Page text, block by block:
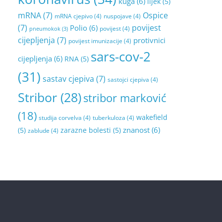
mRNA(7) mRNA cjepivo(4) nuspojave (4) Ospice
(7) pneumokok (3) Polio (6) povijest(4) povijest
cijepljenja (7) povijest imunizacije (4) protivnici
cijepljenja (6) RNA (5) sars-cov-2
(31) sastav cjepiva (7) sastojci cjepiva (4)
Stribor (28)stribor marković
(18) studija corvelva (4) tuberkuloza (4) wakefield
(5) zablude (4) zarazne bolesti (5) znanost (6)